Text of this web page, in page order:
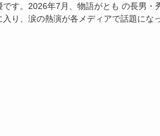
す。2026年7月、物語がとも の長男・
り、涙の熱演が各メディアで話題にな